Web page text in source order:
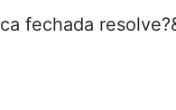
fechada